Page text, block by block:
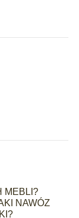
MEBLI?
NAWÓZ